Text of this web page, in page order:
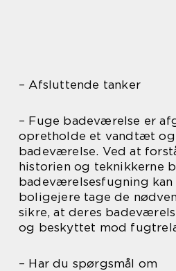
– Afsluttende tanker
– Fuge badeværelse er
opretholde et vandtæt
badeværelse. Ved at
historien og teknikkerne
badeværelsesfugning kan
boligejere tage de
sikre, at deres
og beskyttet mod
– Har du spørgsmål om